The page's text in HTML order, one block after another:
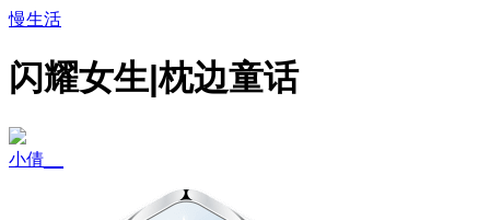
慢生活
闪耀女生|枕边童话
小倩__